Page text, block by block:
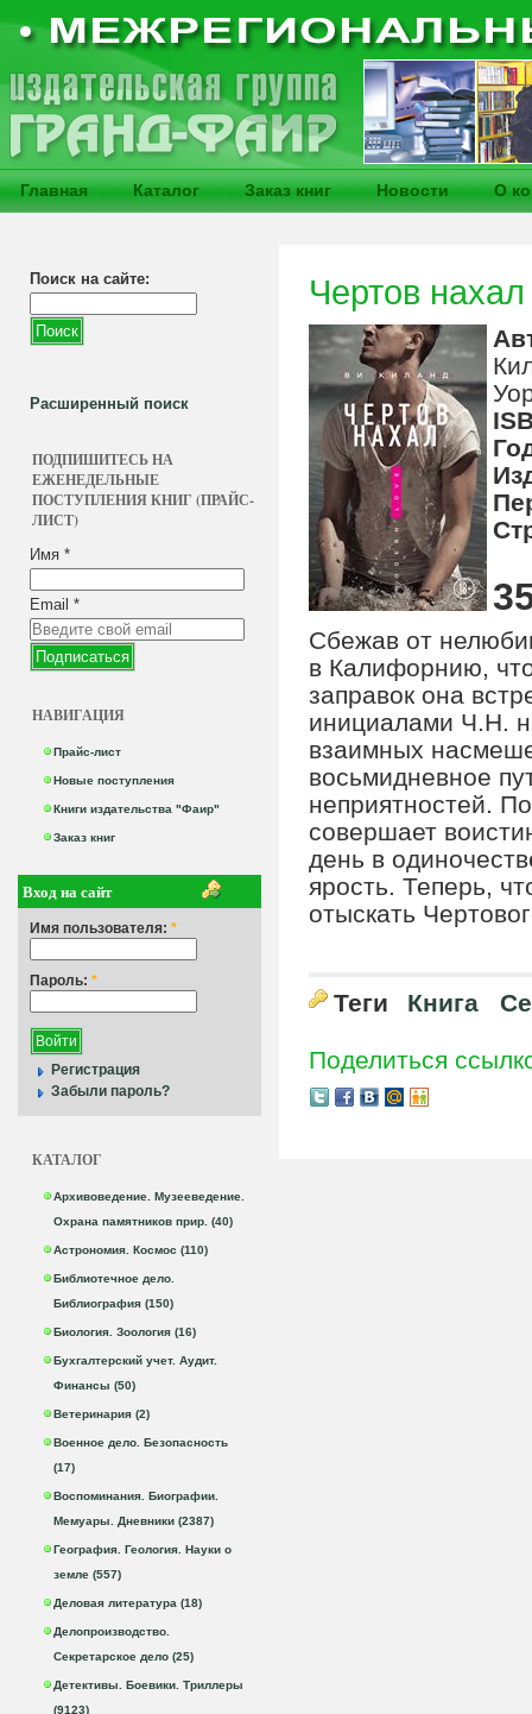
Главная Каталог Заказ книг Новости О
Поиск на сайте:
Расширенный поиск
ПОДПИШИТЕСЬ НА
ЕЖЕНЕДЕЛЬНЫЕ
ПОСТУПЛЕНИЯ КНИГ (ПРАЙС-
ЛИСТ)
Имя *
Email *
НАВИГАЦИЯ
Прайс-лист
Новые поступления
Книги издательства "Фаир"
Заказ книг
Вход на сайт
Имя пользователя: *
Пароль: *
Регистрация
Забыли пароль?
КАТАЛОГ
Архивоведение. Музееведение.
Охрана памятников прир. (40)
Астрономия. Космос (110)
Библиотечное дело.
Библиография (150)
Биология. Зоология (16)
Бухгалтерский учет. Аудит.
Финансы (50)
Ветеринария (2)
Военное дело. Безопасность
(17)
Воспоминания. Биографии.
Мемуары. Дневники (2387)
География. Геология. Науки о
земле (557)
Деловая литература (18)
Делопроизводство.
Секретарское дело (25)
Детективы. Боевики. Триллеры
(9123)
Чертов нахал
Сбежав от
в Калифорнию,
заправок она
инициалами Ч.Н.
взаимных
восьмидневное
неприятностей.
совершает
день в
ярость. Теперь,
отыскать
Теги Книга
Поделиться